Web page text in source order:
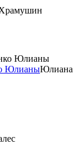
ЮлианыЮлиана